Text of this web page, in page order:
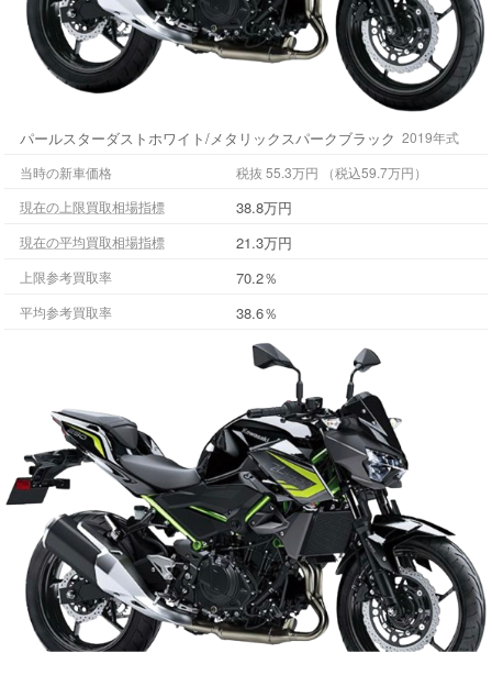
パールスターダストホワイト/メタリックスパークブラック 2019年式
当時の新車価格
税抜 55.3万円 （税込59.7万円）
現在の上限買取相場指標
38.8万円
現在の平均買取相場指標 21.3万円
上限参考買取率 70.2％
平均参考買取率 38.6％